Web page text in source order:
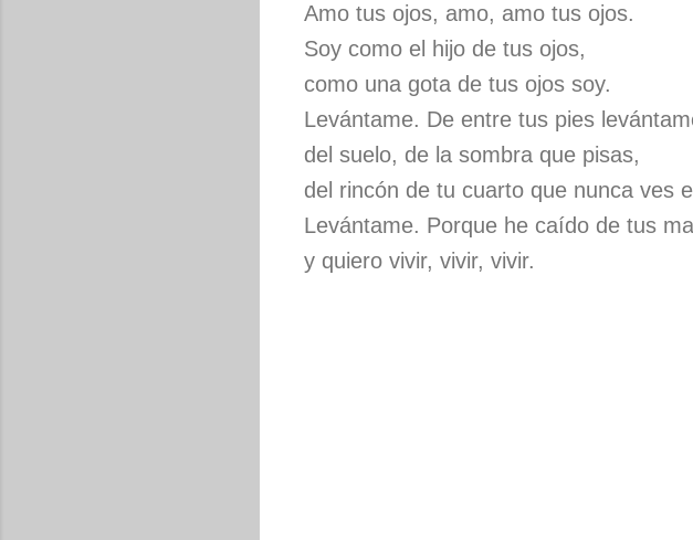
Amo tus ojos, amo, amo tus ojos.
Soy como el hijo de tus ojos,
como una gota de tus ojos soy.
Levántame. De entre tus pies
del suelo, de la sombra que pisas,
del rincón de tu cuarto que nunca ves
Levántame. Porque he caído de tus
y quiero vivir, vivir, vivir.